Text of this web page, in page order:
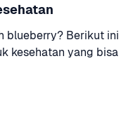
blueberry? Berikut ini
kesehatan yang bisa